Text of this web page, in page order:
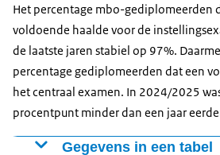
Het percentage mbo-gediplomeerden
voldoende haalde voor de
de laatste jaren stabiel op 97%.
percentage gediplomeerden dat een
het centraal examen. In 2024/2025
procentpunt minder dan een jaar
Gegevens in een tabel